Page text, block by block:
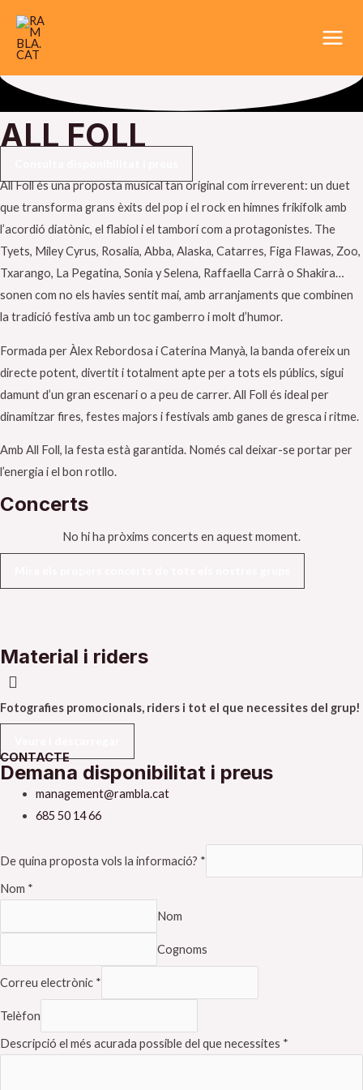
contingut
ALL FOLL
All Foll és una proposta musical tan original com irreverent: un duet
que transforma grans èxits del pop i el rock en himnes frikifolk amb
l’acordió diatònic, el flabiol i el tamborí com a protagonistes. The
Tyets, Miley Cyrus, Rosalia, Abba, Alaska, Catarres, Figa Flawas, Zoo,
Txarango, La Pegatina, Sonia y Selena, Raffaella Carrà o Shakira…
sonen com no els havies sentit mai, amb arranjaments que combinen
la tradició festiva amb un toc gamberro i molt d’humor.
Formada per Àlex Rebordosa i Caterina Manyà, la banda ofereix un
directe potent, divertit i totalment apte per a tots els públics, sigui
damunt d’un gran escenari o a peu de carrer. All Foll és ideal per
dinamitzar fires, festes majors i festivals amb ganes de gresca i ritme.
Amb All Foll, la festa està garantida. Només cal deixar-se portar per
l’energia i el bon rotllo.
Concerts
No hi ha pròxims concerts en aquest moment.
Material i riders
Fotografies promocionals, riders i tot el que necessites del grup!
CONTACTE
Demana disponibilitat i preus
management@rambla.cat
685 50 14 66
De quina proposta vols la informació? *
Nom *
Nom
Cognoms
Correu electrònic *
Telèfon
Descripció el més acurada possible del que necessites *